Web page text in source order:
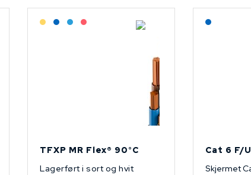
Lagerført: Grossist
Lagerført: NEK Kabel
Bestilling: 2-3 uker
På forespørsel
TFXP MR Flex® 90°C
Lagerført i sort og hvit
Cat 6 F/
Skjermet